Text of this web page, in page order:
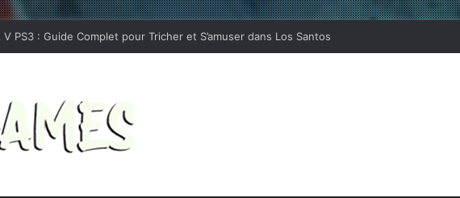
qui méritent d’être essayés sur Android